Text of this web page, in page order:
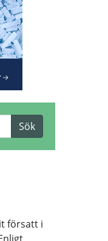
försatt i